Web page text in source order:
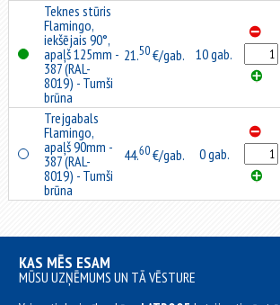
Teknes stūris
Flamingo,
iekšējais 90°,
apaļš 125mm -
387 (RAL-
8019) - Tumši
brūna
21.50€/gab. 10 gab.
Trejgabals
Flamingo,
apaļš 90mm -
387 (RAL-
8019) - Tumši
brūna
44.60€/gab. 0 gab.
KAS MĒS ESAM
MŪSU UZŅĒMUMS UN TĀ VĒSTURE